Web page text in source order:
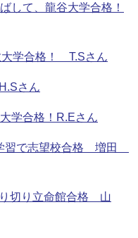
して、龍谷大学合格！
学合格！ T.Sさん
さん
学合格！R.Eさん
習で志望校合格 増田
切り立命館合格 山